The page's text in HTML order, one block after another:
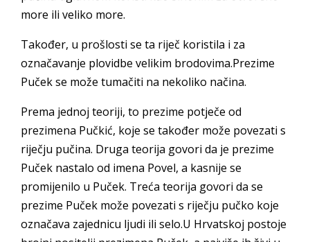
more ili veliko more.
Također, u prošlosti se ta riječ koristila i za
označavanje plovidbe velikim brodovima.Prezime
Puček se može tumačiti na nekoliko načina.
Prema jednoj teoriji, to prezime potječe od
prezimena Pučkić, koje se također može povezati s
riječju pučina. Druga teorija govori da je prezime
Puček nastalo od imena Povel, a kasnije se
promijenilo u Puček. Treća teorija govori da se
prezime Puček može povezati s riječju pučko koje
označava zajednicu ljudi ili selo.U Hrvatskoj postoje